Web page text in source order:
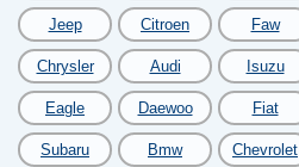
Jeep Citroen Faw
Chrysler Audi Isuzu
Eagle Daewoo Fiat
Subaru Bmw Chevrolet